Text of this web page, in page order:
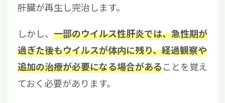
肝臓が再生し完治します。
しかし、 一部のウイルス性肝炎では、急性期が
過ぎた後もウイルスが体内に残り、経過観察や
追加の治療が必要になる場合があることを覚え
ておく必要があります。